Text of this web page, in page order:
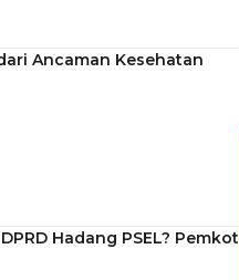
Ancaman Kesehatan
Hadang PSEL? Pemkot